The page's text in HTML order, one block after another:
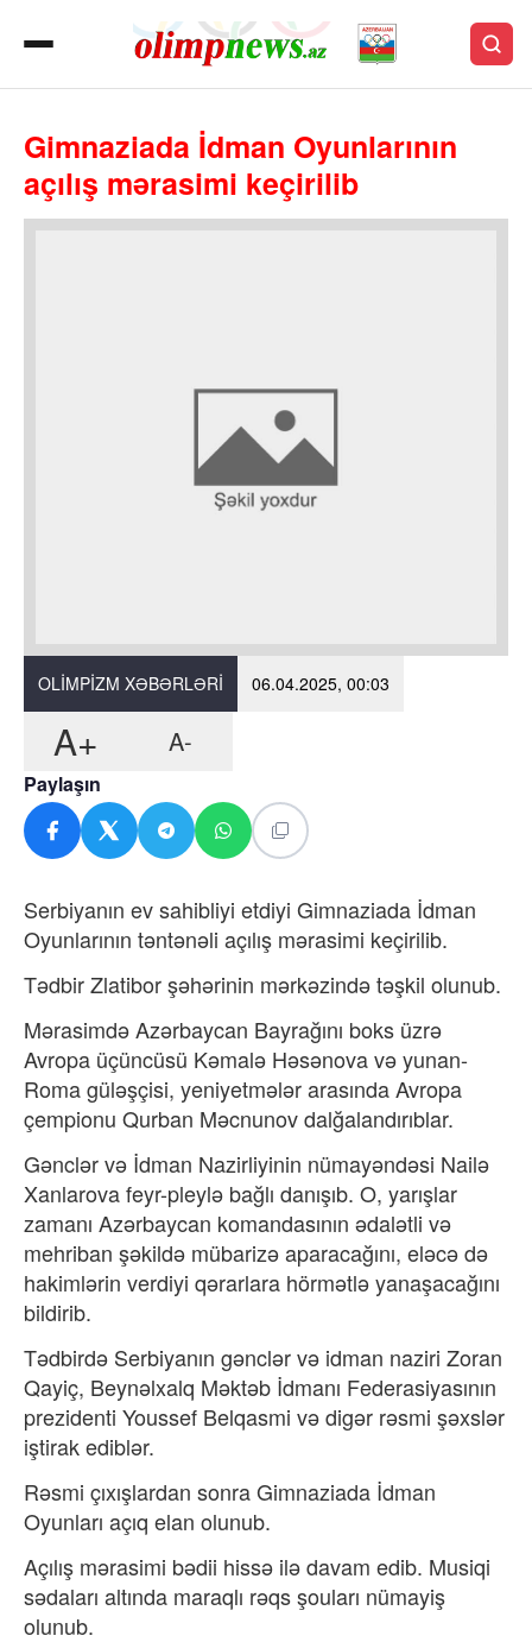
Gimnaziada İdman Oyunlarının
açılış mərasimi keçirilib
OLIMPIZM XƏBƏRLƏRI 06.04.2025, 00:03
A+ A-
Paylaşın
Serbiyanın ev sahibliyi etdiyi Gimnaziada İdman
Oyunlarının təntənəli açılış mərasimi keçirilib.
Tədbir Zlatibor şəhərinin mərkəzində təşkil olunub.
Mərasimdə Azərbaycan Bayrağını boks üzrə
Avropa üçüncüsü Kəmalə Həsənova və yunan-
Roma güləşçisi, yeniyetmələr arasında Avropa
çempionu Qurban Məcnunov dalğalandırıblar.
Gənclər və İdman Nazirliyinin nümayəndəsi Nailə
Xanlarova feyr-pleylə bağlı danışıb. O, yarışlar
zamanı Azərbaycan komandasının ədalətli və
mehriban şəkildə mübarizə aparacağını, eləcə də
hakimlərin verdiyi qərarlara hörmətlə yanaşacağını
bildirib.
Tədbirdə Serbiyanın gənclər və idman naziri Zoran
Qayiç, Beynəlxalq Məktəb İdmanı Federasiyasının
prezidenti Youssef Belqasmi və digər rəsmi şəxslər
iştirak ediblər.
Rəsmi çıxışlardan sonra Gimnaziada İdman
Oyunları açıq elan olunub.
Açılış mərasimi bədii hissə ilə davam edib. Musiqi
sədaları altında maraqlı rəqs şouları nümayiş
olunub.